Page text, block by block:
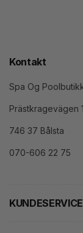
Kontakt
Spa Og
Prästkragevägen
746 37 Bålsta
070-606 22 75
KUNDESERVICE